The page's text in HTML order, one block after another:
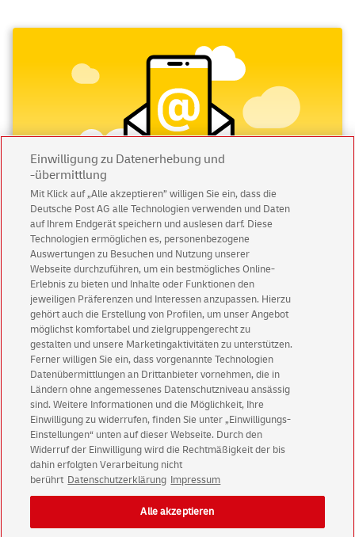
Abonnieren Sie unseren Newsletter
Immer informiert über exklusive Angebote und
Aktionen - jetzt mit Vorteil
Privatkundensichern sich einen5 € Gutschein
für POSTSCAN!
Geschäftskundenerhalten einen5 € Gutschein
für Briefmarke individuell!
Zur Newsletter-Anmeldung
© Sun Aug 09 08:03:09 CEST 2026 Deutsche Post AG
Impressum
Datenschutz
Einwilligung zu Datenerhebung und
-übermittlung
Mit Klick auf „Alle akzeptieren” willigen Sie ein, dass die
Deutsche Post AG alle Technologien verwenden und Daten
auf Ihrem Endgerät speichern und auslesen darf. Diese
Technologien ermöglichen es, personenbezogene
Auswertungen zu Besuchen und Nutzung unserer
Webseite durchzuführen, um ein bestmögliches Online-
Erlebnis zu bieten und Inhalte oder Funktionen den
jeweiligen Präferenzen und Interessen anzupassen. Hierzu
gehört auch die Erstellung von Profilen, um unser Angebot
möglichst komfortabel und zielgruppengerecht zu
gestalten und unsere Marketingaktivitäten zu unterstützen.
Ferner willigen Sie ein, dass vorgenannte Technologien
Datenübermittlungen an Drittanbieter vornehmen, die in
Ländern ohne angemessenes Datenschutzniveau ansässig
sind. Weitere Informationen und die Möglichkeit, Ihre
Einwilligung zu widerrufen, finden Sie unter „Einwilligungs-
Einstellungen“ unten auf dieser Webseite. Durch den
Widerruf der Einwilligung wird die Rechtmäßigkeit der bis
dahin erfolgten Verarbeitung nicht
berührt Datenschutzerklärung Impressum
Alle akzeptieren